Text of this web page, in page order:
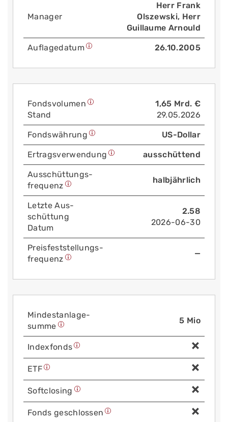
Manager
Herr Frank
Olszewski, Herr
Guillaume Arnould
Auflage­datum 26.10.2005
Fonds­volumen
Stand
1,65 Mrd. €
29.05.2026
Fonds­währung US-Dollar
Ertrags­verwendung ausschüttend
Aus­schüttungs­
frequenz
halbjährlich
Letzte Aus­
schüttung
Datum
2.58
2026-06-30
Preis­fest­stellungs­
frequenz
—
Mindest­anlage­
summe
5 Mio
Index­fonds
ETF
Soft­closing
Fonds geschlossen